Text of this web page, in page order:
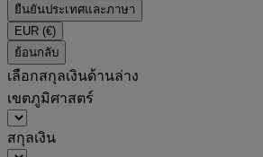
ยืนยันประเทศและภาษา
EUR (€)
ย้อนกลับ
เลือกสกุลเงินด้านล่าง
เขตภูมิศาสตร์
สกุลเงิน